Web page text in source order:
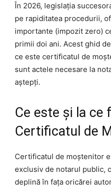
În 2026, legislația
pe rapiditatea procedurii,
importante (impozit zero)
primii doi ani. Acest ghid
ce este certificatul de
sunt actele necesare la
aștepți.
Ce este și la ce
Certificatul de
Certificatul de moștenitor
exclusiv de notarul public,
deplină în fața oricărei